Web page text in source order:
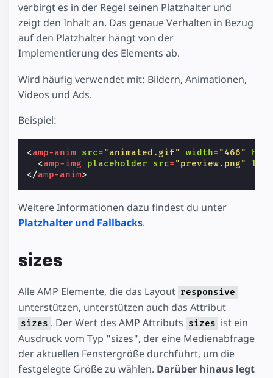
verbirgt es in der Regel seinen Platzhalter und
zeigt den Inhalt an. Das genaue Verhalten in Bezug
auf den Platzhalter hängt von der
Implementierung des Elements ab.
Wird häufig verwendet mit: Bildern, Animationen,
Videos und Ads.
Beispiel:
<amp-anim src="animated.gif" width="466"
<amp-img placeholder src="preview.png"
</amp-anim>
Weitere Informationen dazu findest du unter
Platzhalter und Fallbacks.
sizes
Alle AMP Elemente, die das Layout responsive
unterstützen, unterstützen auch das Attribut
sizes . Der Wert des AMP Attributs sizes ist ein
Ausdruck vom Typ "sizes", der eine Medienabfrage
der aktuellen Fenstergröße durchführt, um die
festgelegte Größe zu wählen. Darüber hinaus legt